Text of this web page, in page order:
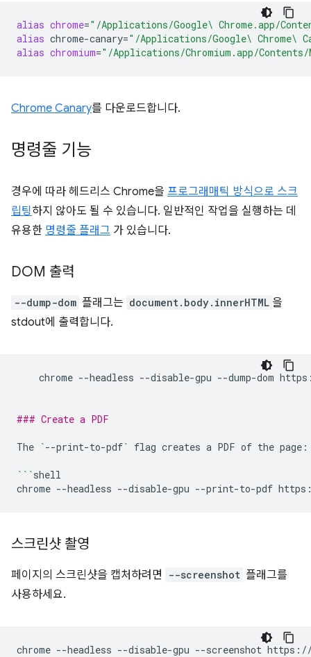
alias chrome="/Applications/Google\ Chrome.app/
alias chrome-canary="/Applications/Google\ Chrome\
alias chromium="/Applications/Chromium.app/Contents/
Chrome Canary를 다운로드합니다.
명령줄 기능
경우에 따라 헤드리스 Chrome을 프로그래매틱 방식으로 스크
립팅하지 않아도 될 수 있습니다. 일반적인 작업을 실행하는 데
유용한 명령줄 플래그 가 있습니다.
DOM 출력
--dump-dom 플래그는 document.body.innerHTML 을
stdout에 출력합니다.
chrome --headless --disable-gpu --dump-dom
### Create a PDF
The `--print-to-pdf` flag creates a PDF of the page:
```shell
chrome --headless --disable-gpu --print-to-pdf
스크린샷 촬영
페이지의 스크린샷을 캡처하려면 --screenshot 플래그를
사용하세요.
chrome --headless --disable-gpu --screenshot https://